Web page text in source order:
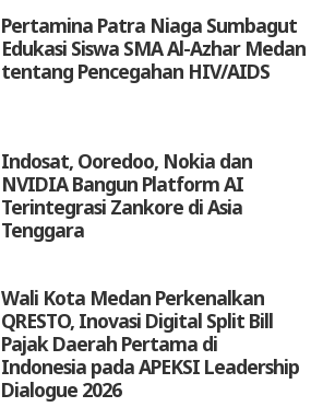
Pertamina Patra Niaga Sumbagut
Edukasi Siswa SMA Al-Azhar Medan
tentang Pencegahan HIV/AIDS
Indosat, Ooredoo, Nokia dan
NVIDIA Bangun Platform AI
Terintegrasi Zankore di Asia
Tenggara
Wali Kota Medan Perkenalkan
QRESTO, Inovasi Digital Split Bill
Pajak Daerah Pertama di
Indonesia pada APEKSI Leadership
Dialogue 2026